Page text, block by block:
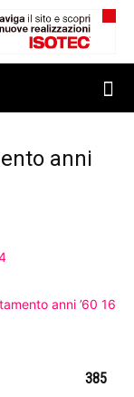
anni
385